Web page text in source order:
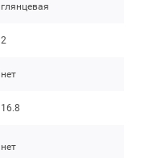
глянцевая
2
нет
16.8
нет